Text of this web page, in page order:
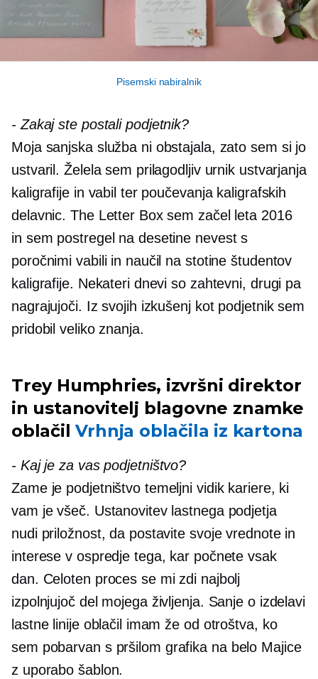
Pisemski nabiralnik
-Zakaj ste postali podjetnik?
Moja sanjska služba ni obstajala, zato sem si jo
ustvaril. Želela sem prilagodljiv urnik ustvarjanja
kaligrafije in vabil ter poučevanja kaligrafskih
delavnic. The Letter Box sem začel leta 2016
in sem postregel na desetine nevest s
poročnimi vabili in naučil na stotine študentov
kaligrafije. Nekateri dnevi so zahtevni, drugi pa
nagrajujoči. Iz svojih izkušenj kot podjetnik sem
pridobil veliko znanja.
Trey Humphries, izvršni direktor
in ustanovitelj blagovne znamke
oblačilVrhnja oblačila iz kartona
-Kaj je za vas podjetništvo?
Zame je podjetništvo temeljni vidik kariere, ki
vam je všeč. Ustanovitev lastnega podjetja
nudi priložnost, da postavite svoje vrednote in
interese v ospredje tega, kar počnete vsak
dan. Celoten proces se mi zdi najbolj
izpolnjujoč del mojega življenja. Sanje o izdelavi
lastne linije oblačil imam že od otroštva, ko
sem pobarvan s pršilom grafika na belo Majice
z uporabo šablon.